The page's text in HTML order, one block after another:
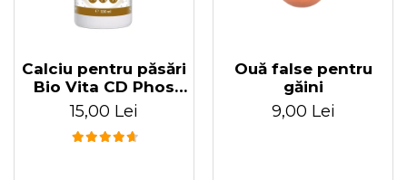
Calciu pentru păsări
Bio Vita CD Phos
100 ml
15,00 Lei
Ouă false pentru
găini
9,00 Lei